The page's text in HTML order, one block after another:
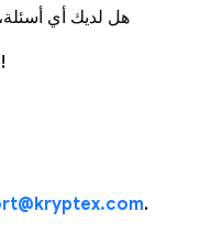
هل لديك أي
اتصل بالدعم — نحن سعداء بمساعدتك!
.